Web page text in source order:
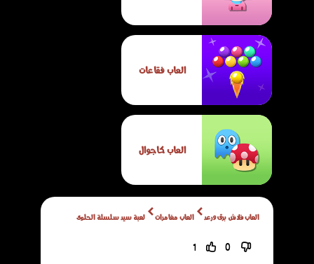
العاب فقاعات
العاب كاجوال
العاب فلاش برق ورعد العاب مغامرات لعبة سيد سلسلة الحلوى
0
1